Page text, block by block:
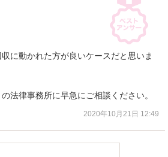
に動かれた方が良いケースだと思いま
法律事務所に早急にご相談ください。
2020年10月21日 12:49